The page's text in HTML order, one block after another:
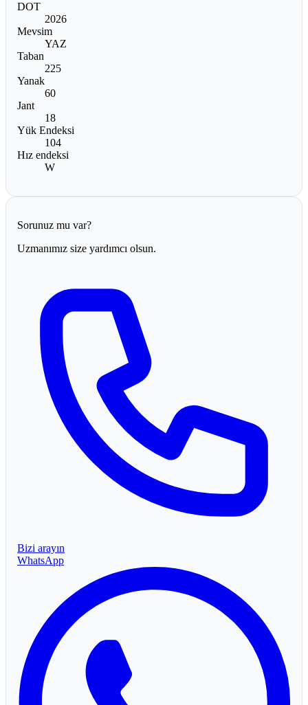
DOT
2026
Mevsim
YAZ
Taban
225
Yanak
60
Jant
18
Yük Endeksi
104
Hız endeksi
W
Sorunuz mu var?
Uzmanımız size yardımcı olsun.
Bizi arayın
WhatsApp